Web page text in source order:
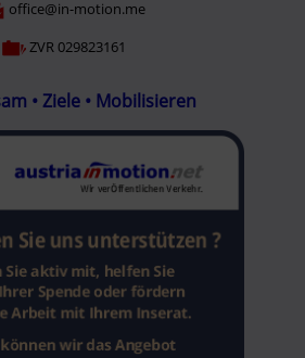
office@in-motion.me
ZVR 029823161
• Ziele • Mobilisieren